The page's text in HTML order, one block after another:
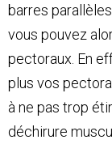
barres
vous pouvez
pectoraux. En
plus vos
à ne pas trop
déchirure